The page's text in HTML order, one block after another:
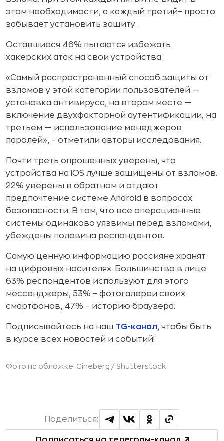
этом необходимости, а каждый третий– просто
забывает установить защиту.
Оставшиеся 46% пытаются избежать
хакерских атак на свои устройства.
«Самый распространенный способ защиты от
взломов у этой категории пользователей —
установка антивируса, на втором месте —
включение двухфакторной аутентификации, на
третьем — использование менеджеров
паролей», – отметили авторы исследования.
Почти треть опрошенных уверены, что
устройства на iOS лучше защищены от взломов.
22% уверены в обратном и отдают
предпочтение системе Android в вопросах
безопасности. В том, что все операционные
системы одинаково уязвимы перед взломами,
убеждены половина респондентов.
Самую ценную информацию россияне хранят
на цифровых носителях. Большинство в лице
63% респондентов используют для этого
мессенджеры, 53% – фотогалереи своих
смартфонов, 47% – историю браузера.
Подписывайтесь на наш TG-канал, чтобы быть
в курсе всех новостей и событий!
Фото на обложке: Cineberg / Shutterstock
Подписаться на телеграм-канал
Поделиться: